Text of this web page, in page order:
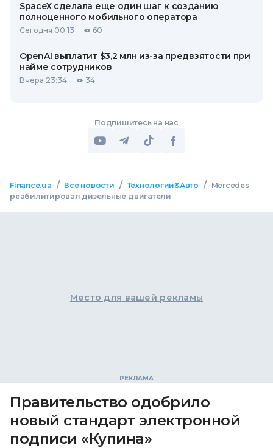
SpaceX сделала еще один шаг к созданию
полноценного мобильного оператора
Сегодня 00:13 60
OpenAI выплатит $3,2 млн из-за предвзятости при
найме сотрудников
Вчера 23:34 34
Подпишитесь на нас
Finance.ua / Все новости / Технологии&Авто /
Mercedes
реабилитировал дизельные двигатели
Место для вашей рекламы
Правительство одобрило
новый стандарт электронной
подписи «Купина»